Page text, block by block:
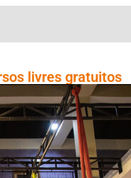
livres gratuitos